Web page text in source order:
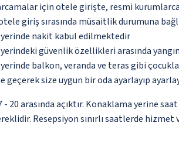
için otele girişte, resmi
giriş sırasında müsaitlik durumuna
nakit kabul edilmektedir
güvenlik özellikleri arasında
balkon, veranda ve teras gibi
geçerek size uygun bir oda ayarlayıp
- 20 arasında açıktır. Konaklama yerine
Resepsiyon sınırlı saatlerde